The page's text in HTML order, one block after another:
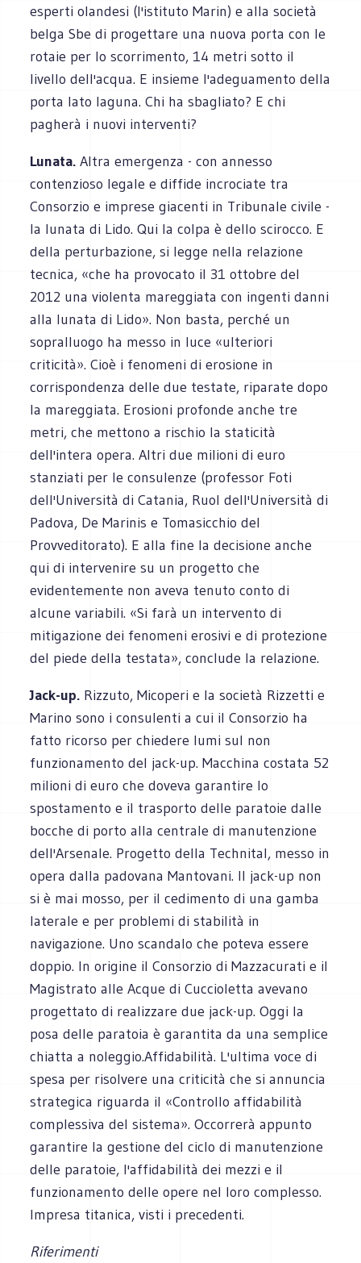
esperti olandesi (l'istituto Marin) e alla società
belga Sbe di progettare una nuova porta con le
rotaie per lo scorrimento, 14 metri sotto il
livello dell'acqua. E insieme l'adeguamento della
porta lato laguna. Chi ha sbagliato? E chi
pagherà i nuovi interventi?
Lunata. Altra emergenza - con annesso
contenzioso legale e diffide incrociate tra
Consorzio e imprese giacenti in Tribunale civile -
la lunata di Lido. Qui la colpa è dello scirocco. E
della perturbazione, si legge nella relazione
tecnica, «che ha provocato il 31 ottobre del
2012 una violenta mareggiata con ingenti danni
alla lunata di Lido». Non basta, perché un
sopralluogo ha messo in luce «ulteriori
criticità». Cioè i fenomeni di erosione in
corrispondenza delle due testate, riparate dopo
la mareggiata. Erosioni profonde anche tre
metri, che mettono a rischio la staticità
dell'intera opera. Altri due milioni di euro
stanziati per le consulenze (professor Foti
dell'Università di Catania, Ruol dell'Università di
Padova, De Marinis e Tomasicchio del
Provveditorato). E alla fine la decisione anche
qui di intervenire su un progetto che
evidentemente non aveva tenuto conto di
alcune variabili. «Si farà un intervento di
mitigazione dei fenomeni erosivi e di protezione
del piede della testata», conclude la relazione.
Jack-up. Rizzuto, Micoperi e la società Rizzetti e
Marino sono i consulenti a cui il Consorzio ha
fatto ricorso per chiedere lumi sul non
funzionamento del jack-up. Macchina costata 52
milioni di euro che doveva garantire lo
spostamento e il trasporto delle paratoie dalle
bocche di porto alla centrale di manutenzione
dell'Arsenale. Progetto della Technital, messo in
opera dalla padovana Mantovani. Il jack-up non
si è mai mosso, per il cedimento di una gamba
laterale e per problemi di stabilità in
navigazione. Uno scandalo che poteva essere
doppio. In origine il Consorzio di Mazzacurati e il
Magistrato alle Acque di Cuccioletta avevano
progettato di realizzare due jack-up. Oggi la
posa delle paratoia è garantita da una semplice
chiatta a noleggio.Affidabilità. L'ultima voce di
spesa per risolvere una criticità che si annuncia
strategica riguarda il «Controllo affidabilità
complessiva del sistema». Occorrerà appunto
garantire la gestione del ciclo di manutenzione
delle paratoie, l'affidabilità dei mezzi e il
funzionamento delle opere nel loro complesso.
Impresa titanica, visti i precedenti.
Riferimenti